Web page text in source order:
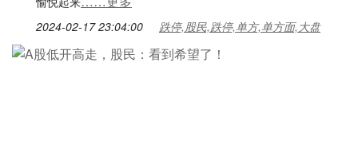
2024-02-17 23:04:00 跌停,股民,跌停,单方,单方面,大盘